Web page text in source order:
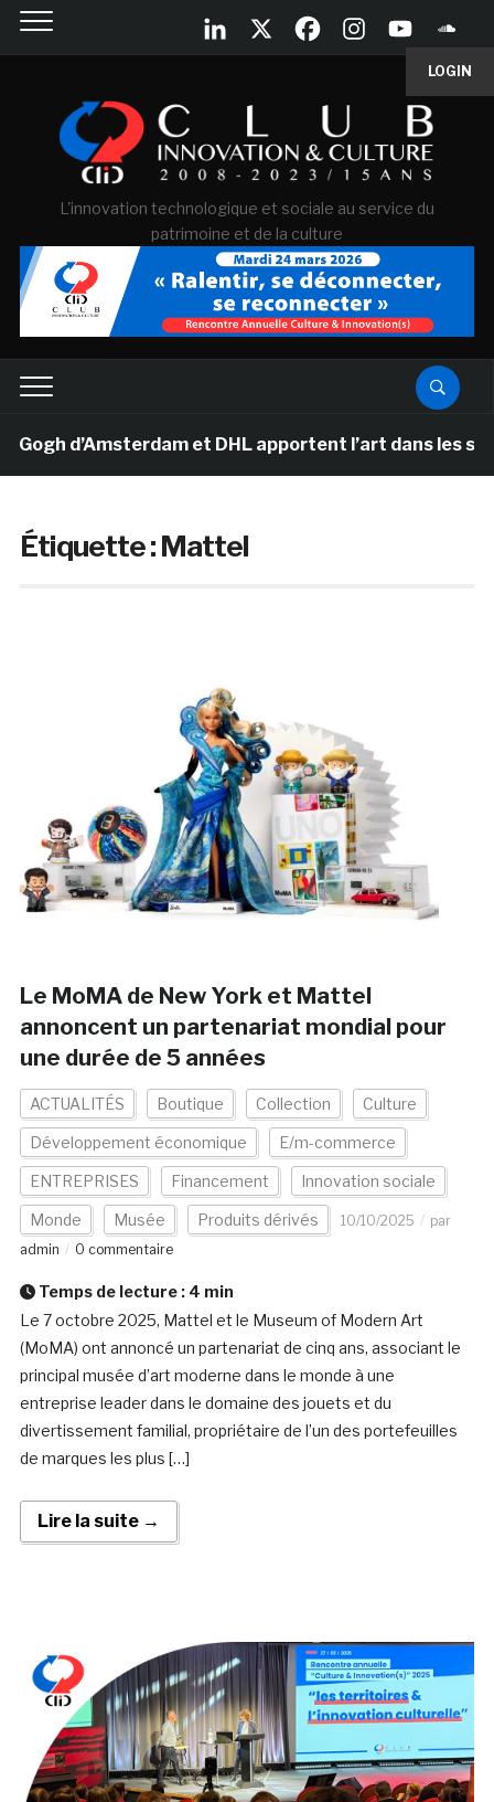
LOGIN
L'innovation technologique et sociale au service du
patrimoine et de la culture
d’Amsterdam et DHL apportent l’art dans les
Étiquette :Mattel
Le MoMA de New York et Mattel
annoncent un partenariat mondial pour
une durée de 5 années
ACTUALITÉS Boutique Collection Culture
Développement économique E/m-commerce
ENTREPRISES Financement Innovation sociale
Monde Musée Produits dérivés 10/10/2025
par
admin
0 commentaire
Temps de lecture : 4 min
Le 7 octobre 2025, Mattel et le Museum of Modern Art
(MoMA) ont annoncé un partenariat de cinq ans, associant le
principal musée d’art moderne dans le monde à une
entreprise leader dans le domaine des jouets et du
divertissement familial, propriétaire de l’un des portefeuilles
de marques les plus […]
Lire la suite →